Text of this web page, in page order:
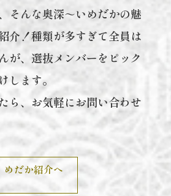
そんな奥深～いめだかの魅
介！種類が多すぎて全員は
が、選抜メンバーをピック
します。
ら、お気軽にお問い合わせ
めだか紹介へ